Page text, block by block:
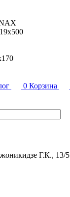
0 Корзина
Г.К., 13/5